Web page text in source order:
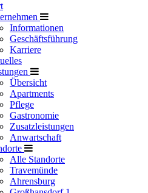
Informationen
Geschäftsführung
Karriere
Übersicht
Apartments
Pflege
Gastronomie
Zusatzleistungen
Anwartschaft
Alle Standorte
Travemünde
Ahrensburg